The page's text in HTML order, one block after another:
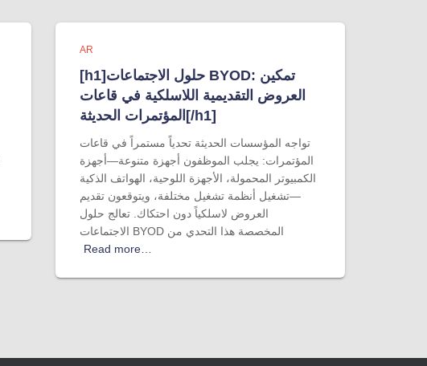
AR
[h1]حلول الاجتماعات BYOD: تمكين
العروض التقديمية اللاسلكية في قاعات
المؤتمرات الحديثة[/h1]
تواجه المؤسسات الحديثة تحدياً مستمراً في قاعات
المؤتمرات: يجلب الموظفون أجهزة متنوعة—أجهزة
الكمبيوتر المحمولة، الأجهزة اللوحية، الهواتف الذكية
—تشغيل أنظمة تشغيل مختلفة، ويتوقعون تقديم
العروض لاسلكياً دون احتكاك. تعالج حلول
الاجتماعات BYOD المخصصة هذا التحدي من
Read more…